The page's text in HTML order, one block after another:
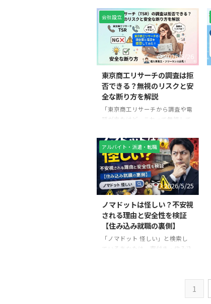
ンペーンを活用して少 ...
けど大丈夫？」と不安に感じてい
る方も多いのではないでしょう
か。 特に、お金に困っている人や
住む場所がない人にとって、寮付
き・即日対応をうたう求人サービ
スは魅力的な反面、「怪しい」
「闇バイトでは？」と警戒してし
まうのも当然です。 結論からいう
と、ソクワークは運営会社や事業
所情報が公開されている求人紹介
サービスであり、違法な闇バイト
業者とは性質が異なります。ただ
認せずに応募すると、「思ってい
...
会社設立
2026/5/26
東京商工リサーチの調査は拒
否できる？無視のリスクと安
全な断り方を解説
「東京商工リサーチから調査や電
話が来たけど、これって無視して
は非常に多いです。 特に個人事業
主や中小企業の経営者にとって
は、「義務なのか？」「答えない
と不利になるのか？」は気になる
ポイントです。 結論から言うと、
東京商工リサーチの調査は法的な
義務はなく、拒否可能です。 ただ
し、何も考えずに無視すると、思
わぬ信用リスクにつながる可能性
があります。 この記事では、拒
否・無視の可否、リスク、そして
アルバイト・派遣・転職
2026/5/25
ノマドットは怪しい？不安視
される理由と安全性を検証
【住み込み就職の裏側】
「ノマドット 怪しい」と検索し
ているあなたは、寮付き・住み込
は？」 「詐欺や危険な仕事では
ないのか？」 と不安に思っている
のではないでしょうか。 結論か
1